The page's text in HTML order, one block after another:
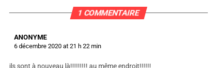
1 COMMENTAIRE
ANONYME
6 décembre 2020 at 21 h 22 min
ils sont à nouveau là!!!!!!!!! au même endroit!!!!!!